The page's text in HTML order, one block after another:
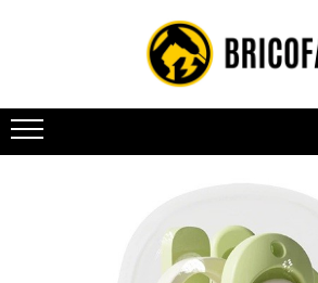
Toate Produsele
Vehicule electrice
Atv